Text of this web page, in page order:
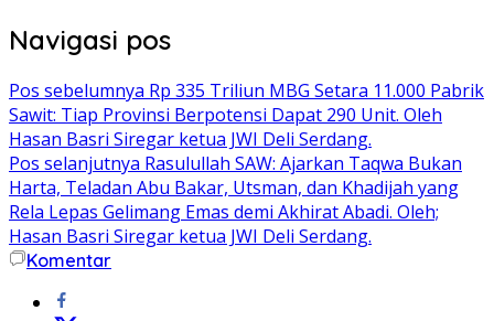
Navigasi pos
Pos sebelumnya Rp 335 Triliun MBG Setara 11.000 Pabrik
Sawit: Tiap Provinsi Berpotensi Dapat 290 Unit. Oleh
Hasan Basri Siregar ketua JWI Deli Serdang.
Pos selanjutnya Rasulullah SAW: Ajarkan Taqwa Bukan
Harta, Teladan Abu Bakar, Utsman, dan Khadijah yang
Rela Lepas Gelimang Emas demi Akhirat Abadi. Oleh;
Hasan Basri Siregar ketua JWI Deli Serdang.
Komentar